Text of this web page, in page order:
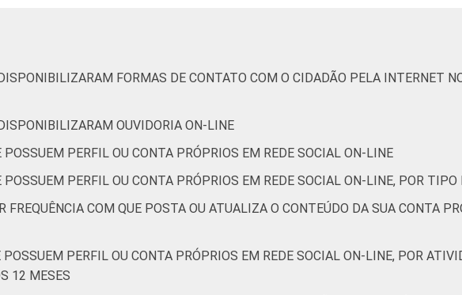
5 28 67 5
à Internet nos últimos 12 meses. Respostas múltiplas e estimuladas.
FORMAS DE CONTATO COM O CIDADÃO PELA INTERNET
OUVIDORIA ON-LINE
PERFIL OU CONTA PRÓPRIOS EM REDE SOCIAL ON-LINE
POSSUEM PERFIL OU CONTA PRÓPRIOS EM REDE SOCIAL ON-LINE, POR TIPO
FREQUÊNCIA COM QUE POSTA OU ATUALIZA O CONTEÚDO DA SUA CONTA
POSSUEM PERFIL OU CONTA PRÓPRIOS EM REDE SOCIAL ON-LINE, POR
12 MESES